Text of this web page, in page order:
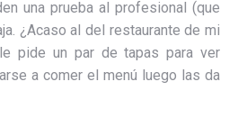
una prueba al profesional (que
¿Acaso al del restaurante de mi
pide un par de tapas para ver
a comer el menú luego las da